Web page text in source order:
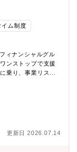
セキュリティとい
ティベンダとの協
ュリティベンダや
できます・具体的
や経験を深めるこ
トップで解決を図
ていくことができ
イム制度
ィナンシャルグル
ンストップで支援
乗り、事業リスク
画に基づき地域企
す。多くの企業に
ンが課題となる一
な成果につながら
を推進できる体制
更新日 2026.07.14